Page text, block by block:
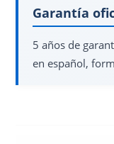
Garantía
5 años de
en español,